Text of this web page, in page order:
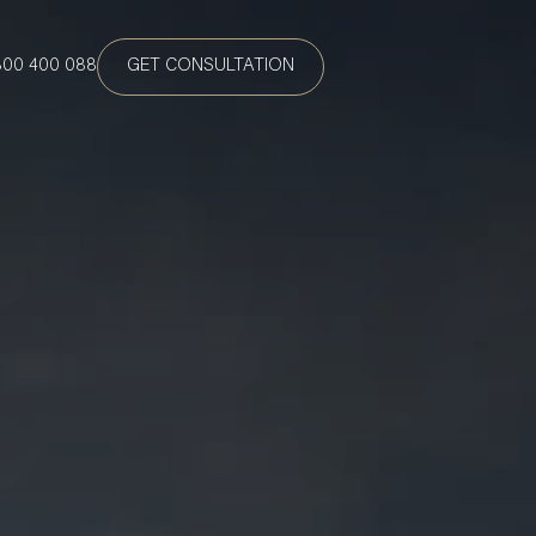
400 088 GET CONSULTATION